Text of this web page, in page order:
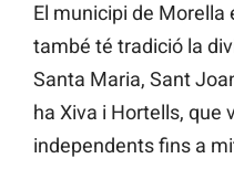
El municipi de Morella
també té tradició la
Santa Maria, Sant
ha Xiva i Hortells, que
independents fins a